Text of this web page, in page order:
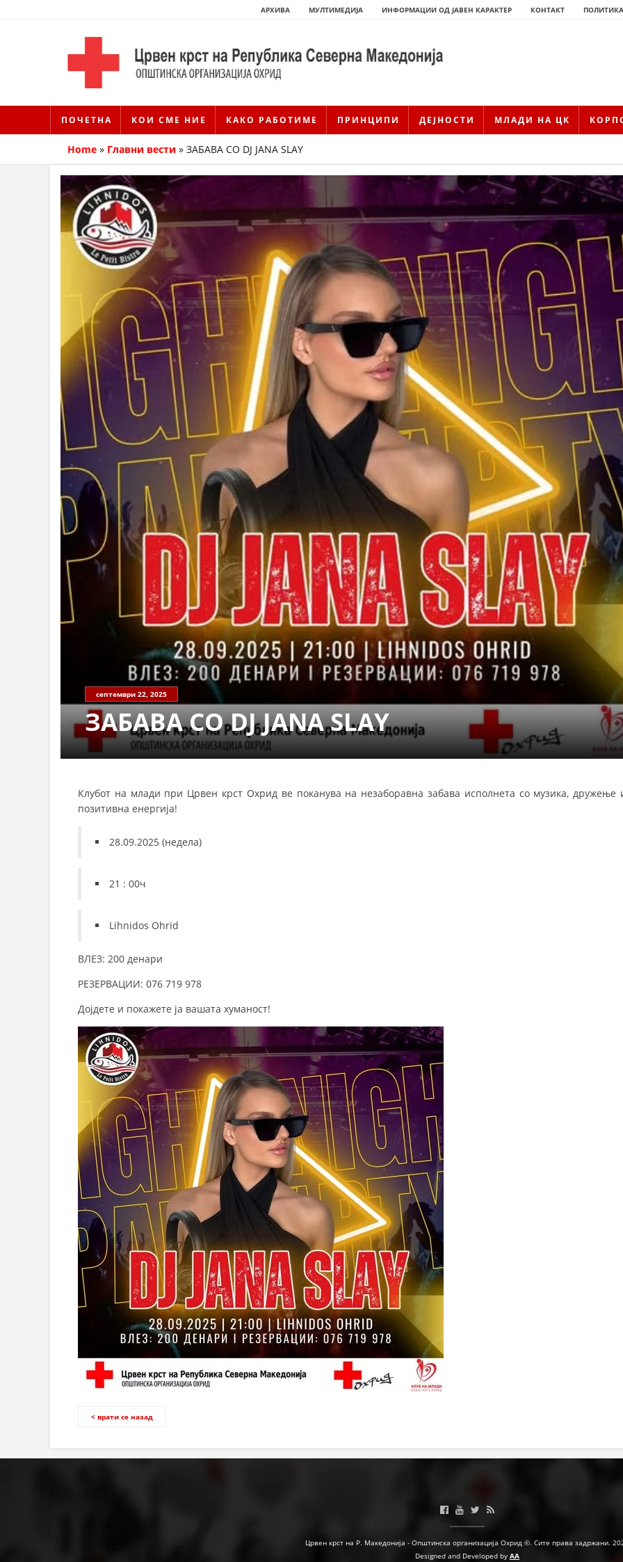
АРХИВА МУЛТИМЕДИЈА ИНФОРМАЦИИ ОД ЈАВЕН КАРАКТЕР КОНТАКТ
ПОЧЕТНА КОИ СМЕ НИЕ КАКО РАБОТИМЕ ПРИНЦИПИ ДЕЈНОСТИ МЛАДИ НА ЦК
ИСТОРИЈАТ НА ЦКРМ
ИСТОРИЈАТ НА ДВИЖЕЊЕТО
СТРУКТУРА НА ОРГАНИЗАЦИЈАТА
КОНТАКТ ИНФОРМАЦИИ
ЧЛЕНСТВО ВО ПРОФЕСИОНАЛНИ ТЕЛА
ЗАКОН ЗА ЦКРМ
СТАТУТ НА ЦКРМ
ОРГАНИЗАЦИЈА И РАЗВОЈ
РАКОВОДЕН ОДБОР
СОБРАНИЕ
СТРУКТУРА И ОРГАНИЗАЦИОНА ПОСТАВЕНОСТ
ДИСЕМИНАЦИЈА
MЕЃУНАРОДНО ХУМАНИТАРНО ПРАВО
СОЦИЈАЛНО ХУМАНИТАРНА ДЕЈНОСТ
ПОДГОТВЕНОСТ И ДЕЈСТВО ПРИ КАТАСТРОФИ
КРВОДАРИТЕЛСТВО
ИНФОРМАЦИИ ЗА БОЛЕСТИ
МЕНАЏМЕНТ НА ВОЛОНТЕРИ
ДЕЈСТВУВАЊЕ
ПРИРАЧНИЦИ
ЕДУКАТИВНО ИНФОРМАТИВНИ МАТЕРИЈАЛИ
Home » Главни вести » ЗАБАВА СО DJ JANA SLAY
септември 22, 2025
ЗАБАВА СО DJ JANA SLAY
Клубот на млади при Црвен крст Охрид ве поканува на незаборавна забава исполнета со музика, дружење
позитивна енергија!
28.09.2025 (недела)
21 : 00ч
Lihnidos Ohrid
ВЛЕЗ: 200 денари
РЕЗЕРВАЦИИ: 076 719 978
Дојдете и покажете ја вашата хуманост!
< врати се назад
Црвен крст на Р. Македонија - Општинска организација Охрид ©. Сите права задржани.
Designed and Developed by AA